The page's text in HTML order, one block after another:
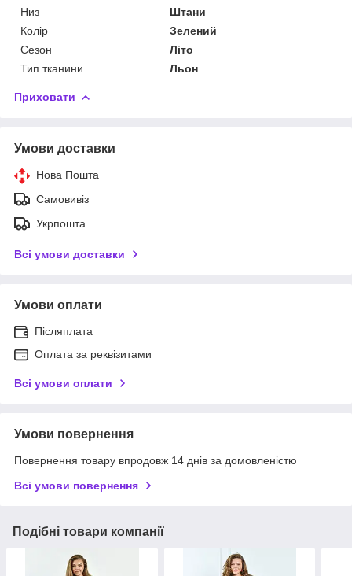
Низ
Штани
Колір
Зелений
Сезон
Літо
Тип тканини
Льон
Приховати
Умови доставки
Нова Пошта
Самовивіз
Укрпошта
Всі умови доставки
Умови оплати
Післяплата
Оплата за реквізитами
Всі умови оплати
Умови повернення
Повернення товару впродовж 14 днів за домовленістю
Всі умови повернення
Подібні товари компанії